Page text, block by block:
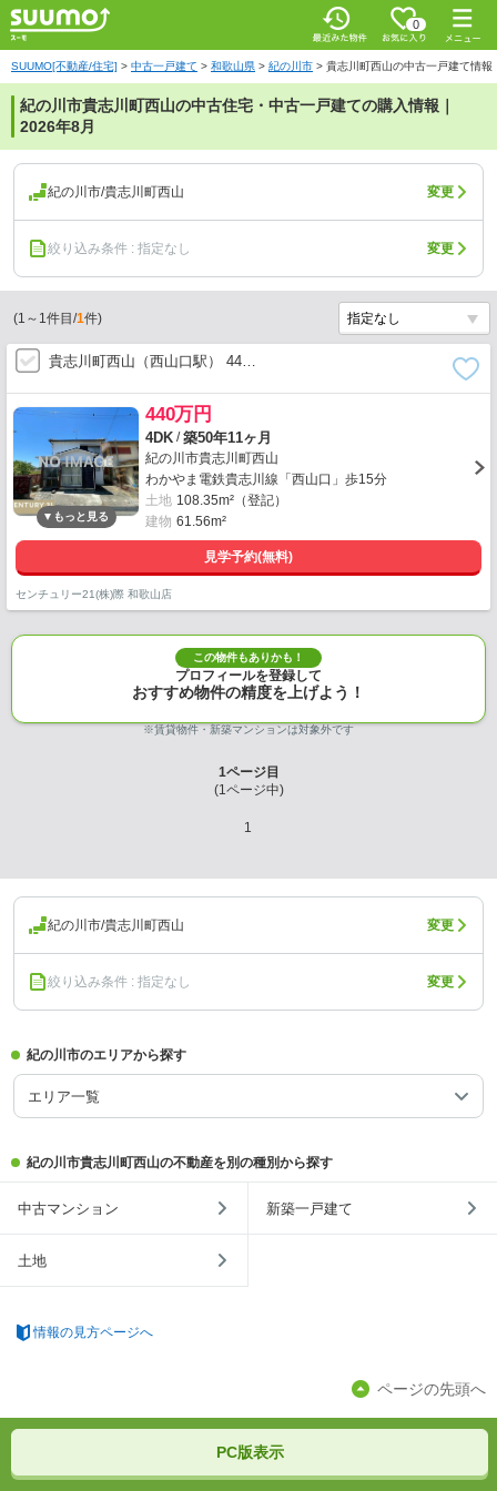
0
SUUMO[不動産/住宅] > 中古一戸建て > 和歌山県 > 紀の川市 > 貴志川町西山の中古一戸建て情報
紀の川市貴志川町西山の中古住宅・中古一戸建ての購入情報｜
2026年8月
紀の川市/貴志川町西山 変更
絞り込み条件 : 指定なし 変更
(1 ～ 1件目/1件)
貴志川町西山（西山口駅） 44…
440万円
4DK /築50年11ヶ月
紀の川市貴志川町西山
わかやま電鉄貴志川線「西山口」歩15分
土地 108.35m²（登記）
建物 61.56m²
見学予約(無料)
センチュリー21(株)際 和歌山店
この物件もありかも！
プロフィールを登録して
おすすめ物件の精度を上げよう！
※賃貸物件・新築マンションは対象外です
1ページ目
(1ページ中)
1
紀の川市/貴志川町西山 変更
絞り込み条件 : 指定なし 変更
紀の川市のエリアから探す
エリア一覧
紀の川市貴志川町西山の不動産を別の種別から探す
中古マンション 新築一戸建て
土地
情報の見方ページへ
ページの先頭へ
PC版表示